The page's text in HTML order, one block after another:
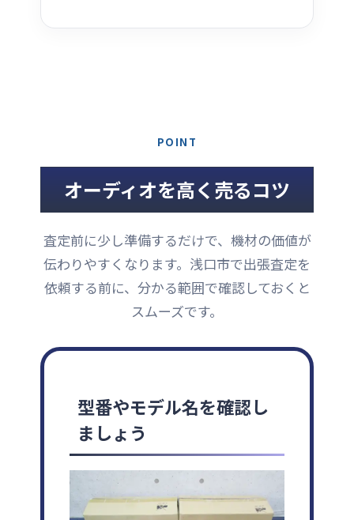
POINT
オーディオを高く売るコツ
査定前に少し準備するだけで、機材の価値が
伝わりやすくなります。浅口市で出張査定を
依頼する前に、分かる範囲で確認しておくと
スムーズです。
型番やモデル名を確認し
ましょう